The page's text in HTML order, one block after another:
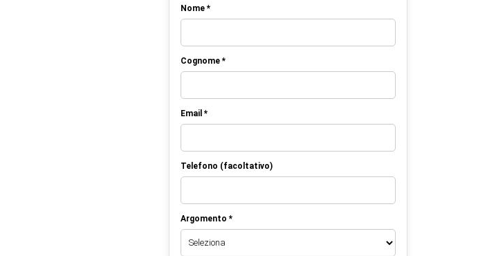
Nome *
Cognome *
Email *
Telefono (facoltativo)
Argomento *